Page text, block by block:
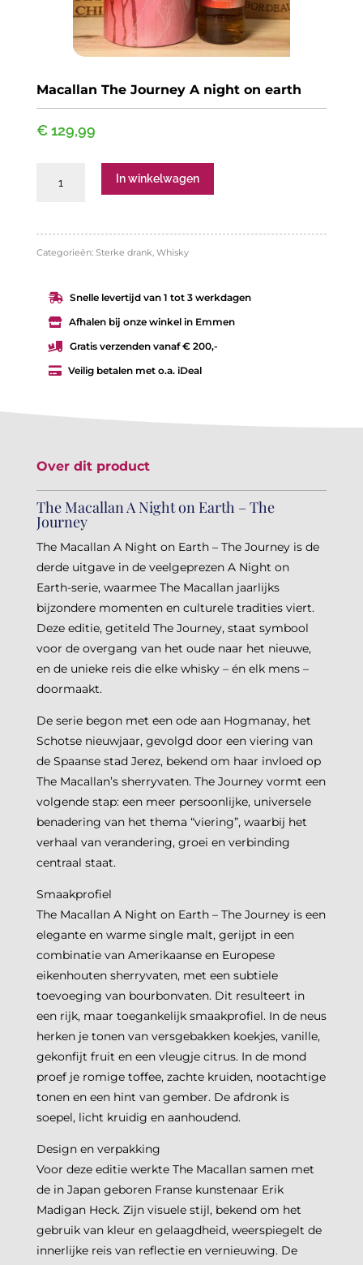
Macallan The Journey A night on earth
€129,99
A
on
earth
aantal
In winkelwagen
Categorieën: Sterke drank, Whisky
 Snelle levertijd van 1 tot 3 werkdagen
 Afhalen bij onze winkel in Emmen
 Gratis verzenden vanaf € 200,-
 Veilig betalen met o.a. iDeal
Over dit product
The Macallan A Night on Earth – The
Journey
The Macallan A Night on Earth – The Journey is de
derde uitgave in de veelgeprezen A Night on
Earth-serie, waarmee The Macallan jaarlijks
bijzondere momenten en culturele tradities viert.
Deze editie, getiteld The Journey, staat symbool
voor de overgang van het oude naar het nieuwe,
en de unieke reis die elke whisky – én elk mens –
doormaakt.
De serie begon met een ode aan Hogmanay, het
Schotse nieuwjaar, gevolgd door een viering van
de Spaanse stad Jerez, bekend om haar invloed op
The Macallan’s sherryvaten. The Journey vormt een
volgende stap: een meer persoonlijke, universele
benadering van het thema “viering”, waarbij het
verhaal van verandering, groei en verbinding
centraal staat.
Smaakprofiel
The Macallan A Night on Earth – The Journey is een
elegante en warme single malt, gerijpt in een
combinatie van Amerikaanse en Europese
eikenhouten sherryvaten, met een subtiele
toevoeging van bourbonvaten. Dit resulteert in
een rijk, maar toegankelijk smaakprofiel. In de neus
herken je tonen van versgebakken koekjes, vanille,
gekonfijt fruit en een vleugje citrus. In de mond
proef je romige toffee, zachte kruiden, nootachtige
tonen en een hint van gember. De afdronk is
soepel, licht kruidig en aanhoudend.
Design en verpakking
Voor deze editie werkte The Macallan samen met
de in Japan geboren Franse kunstenaar Erik
Madigan Heck. Zijn visuele stijl, bekend om het
gebruik van kleur en gelaagdheid, weerspiegelt de
innerlijke reis van reflectie en vernieuwing. De